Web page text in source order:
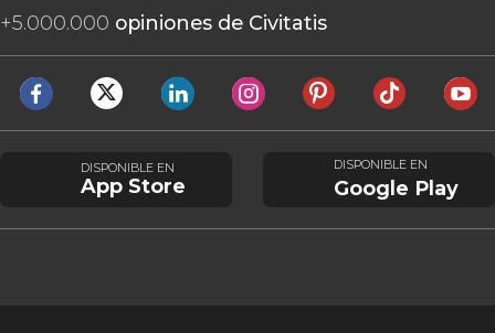
+5.000.000 opiniones de Civitatis
DISPONIBLE EN
App Store
DISPONIBLE EN
Google Play